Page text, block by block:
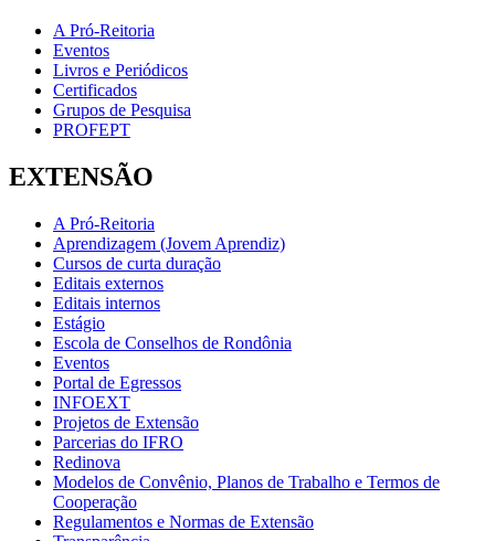
A Pró-Reitoria
Eventos
Livros e Periódicos
Certificados
Grupos de Pesquisa
PROFEPT
EXTENSÃO
A Pró-Reitoria
Aprendizagem (Jovem Aprendiz)
Cursos de curta duração
Editais externos
Editais internos
Estágio
Escola de Conselhos de Rondônia
Eventos
Portal de Egressos
INFOEXT
Projetos de Extensão
Parcerias do IFRO
Redinova
Modelos de Convênio, Planos de Trabalho e Termos de
Cooperação
Regulamentos e Normas de Extensão